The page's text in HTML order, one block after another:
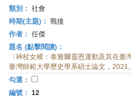
類別： 社會
時期(主題)： 戰後
作者： 任傑
題名 (點擊閱讀)：
〈神杖女權：泰雅爾靈恩運動及其在臺
臺灣師範大學歷史學系碩士論文，2021。
勾選：
編號：
12